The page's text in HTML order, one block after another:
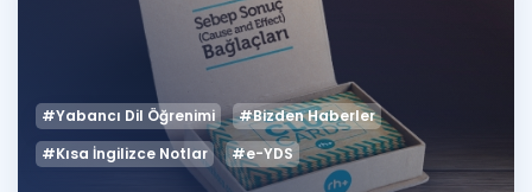
#Yabancı Dil Öğrenimi
#Bizden Haberler
#Kısa İngilizce Notlar
#e-YDS